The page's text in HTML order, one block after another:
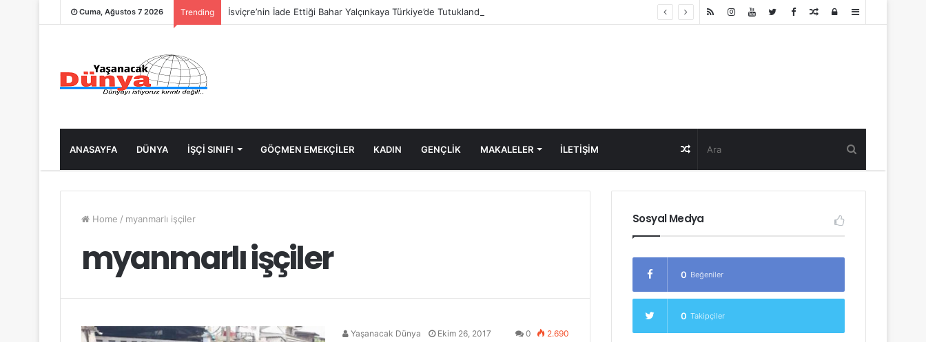
Cuma, Ağustos 7 2026 Trending İsviçre’nin İade Ettiği Bahar Yalçınkaya Türkiye’de Tutuklandı Sidebar
Log
Random
ANASAYFA DÜNYA İŞÇİ SINIFI GÖÇMEN EMEKÇİLER KADIN GENÇLİK MAKALELER ILETIŞIM Random
Post
Home / myanmarlı işçiler
myanmarlı işçiler
Yaşanacak Dünya Ekim 26, 2017 0 2.690
Sosyal Medya
0 Beğeniler
0 Takipçiler